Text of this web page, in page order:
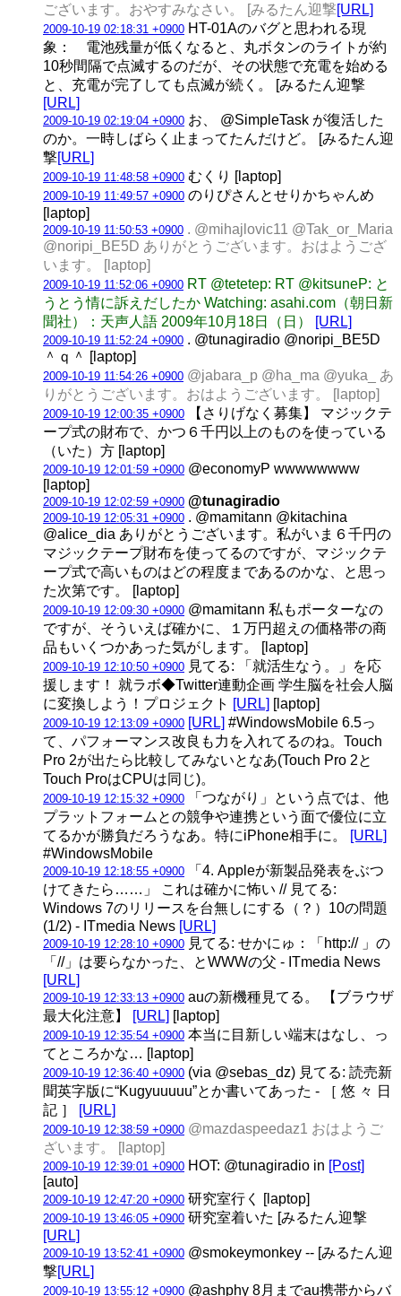
ございます。おやすみなさい。 [みるたん迎撃[URL]
2009-10-19 02:18:31 +0900 HT-01Aのバグと思われる現
象： 電池残量が低くなると、丸ボタンのライトが約
10秒間隔で点滅するのだが、その状態で充電を始める
と、充電が完了しても点滅が続く。 [みるたん迎撃
[URL]
2009-10-19 02:19:04 +0900 お、 @SimpleTask が復活した
のか。一時しばらく止まってたんだけど。 [みるたん迎
撃[URL]
2009-10-19 11:48:58 +0900 むくり [laptop]
2009-10-19 11:49:57 +0900 のりぴさんとせりかちゃんめ
[laptop]
2009-10-19 11:50:53 +0900 . @mihajlovic11 @Tak_or_Maria
@noripi_BE5D ありがとうございます。おはようござ
います。 [laptop]
2009-10-19 11:52:06 +0900 RT @tetetep: RT @kitsuneP: と
うとう情に訴えだしたか Watching: asahi.com（朝日新
聞社）：天声人語 2009年10月18日（日）
[URL]
2009-10-19 11:52:24 +0900 . @tunagiradio @noripi_BE5D
＾ｑ＾ [laptop]
2009-10-19 11:54:26 +0900 @jabara_p @ha_ma @yuka_ あ
りがとうございます。おはようございます。 [laptop]
2009-10-19 12:00:35 +0900 【さりげなく募集】 マジックテ
ープ式の財布で、かつ６千円以上のものを使っている
（いた）方 [laptop]
2009-10-19 12:01:59 +0900 @economyP wwwwwwww
[laptop]
2009-10-19 12:02:59 +0900 @tunagiradio
2009-10-19 12:05:31 +0900 . @mamitann @kitachina
@alice_dia ありがとうございます。私がいま６千円の
マジックテープ財布を使ってるのですが、マジックテ
ープ式で高いものはどの程度まであるのかな、と思っ
た次第です。 [laptop]
2009-10-19 12:09:30 +0900 @mamitann 私もポーターなの
ですが、そういえば確かに、１万円超えの価格帯の商
品もいくつかあった気がします。 [laptop]
2009-10-19 12:10:50 +0900 見てる: 「就活生なう。」を応
援します！ 就ラボ◆Twitter連動企画 学生脳を社会人脳
に変換しよう！プロジェクト [URL] [laptop]
2009-10-19 12:13:09 +0900 [URL] #WindowsMobile 6.5っ
て、パフォーマンス改良も力を入れてるのね。Touch
Pro 2が出たら比較してみないとなあ(Touch Pro 2と
Touch ProはCPUは同じ)。
2009-10-19 12:15:32 +0900 「つながり」という点では、他
プラットフォームとの競争や連携という面で優位に立
てるかが勝負だろうなあ。特にiPhone相手に。
[URL]
#WindowsMobile
2009-10-19 12:18:55 +0900 「4. Appleが新製品発表をぶつ
けてきたら……」 これは確かに怖い // 見てる:
Windows 7のリリースを台無しにする（？）10の問題
(1/2) - ITmedia News [URL]
2009-10-19 12:28:10 +0900 見てる: せかにゅ：「http:// 」の
「//」は要らなかった、とWWWの父 - ITmedia News
[URL]
2009-10-19 12:33:13 +0900 auの新機種見てる。 【ブラウザ
最大化注意】
[URL] [laptop]
2009-10-19 12:35:54 +0900 本当に目新しい端末はなし、っ
てところかな… [laptop]
2009-10-19 12:36:40 +0900 (via @sebas_dz) 見てる: 読売新
聞英字版に“Kugyuuuuu”とか書いてあった - ［ 悠 々 日
記 ］
[URL]
2009-10-19 12:38:59 +0900 @mazdaspeedaz1 おはようご
ざいます。 [laptop]
2009-10-19 12:39:01 +0900 HOT: @tunagiradio in [Post]
[auto]
2009-10-19 12:47:20 +0900 研究室行く [laptop]
2009-10-19 13:46:05 +0900 研究室着いた [みるたん迎撃
[URL]
2009-10-19 13:52:41 +0900 @smokeymonkey -- [みるたん迎
撃[URL]
2009-10-19 13:55:12 +0900 @ashphy 8月までau携帯からバ